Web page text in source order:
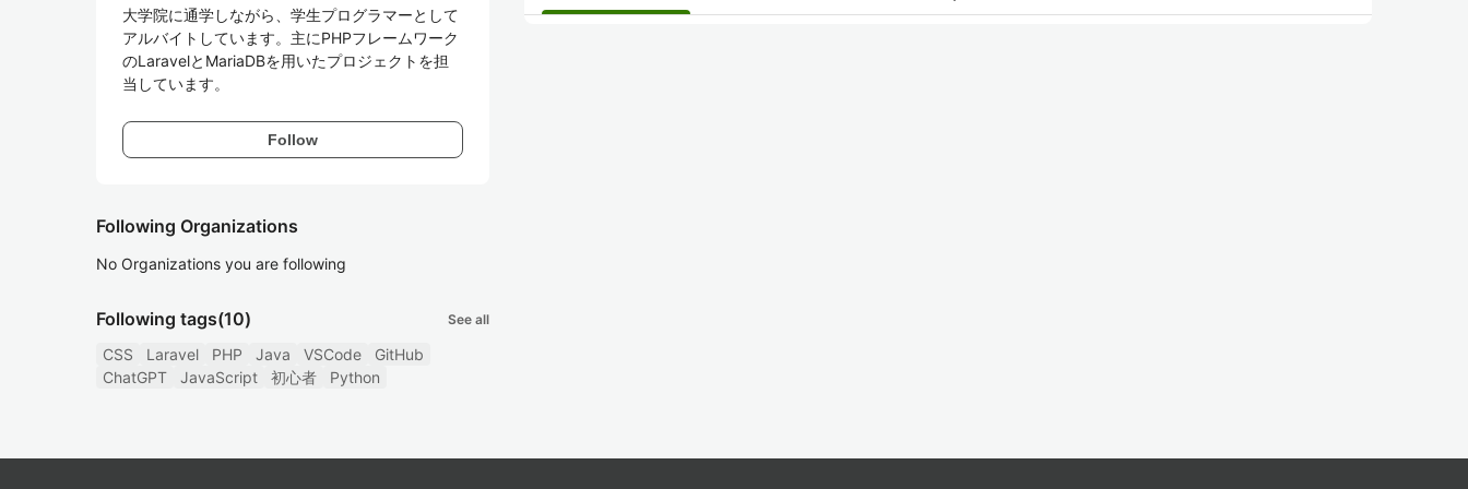
大学院に通学しながら、学生プログラマーとして
アルバイトしています。主にPHPフレームワーク
のLaravelとMariaDBを用いたプロジェクトを担
当しています。
Follow
Following Organizations
No Organizations you are following
Following tags(10) See all
CSS Laravel PHP Java VSCode
GitHub
ChatGPT
JavaScript 初心者 Python